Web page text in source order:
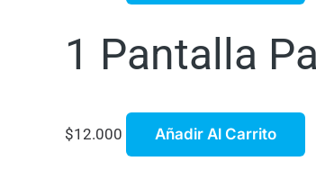
1 Pantalla
$12.000 Añadir Al Carrito